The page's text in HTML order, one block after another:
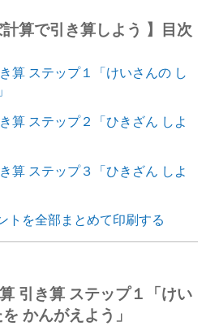
計算で引き算しよう 】目次
算 ステップ１「けいさんの し
算 ステップ２「ひきざん しよ
算 ステップ３「ひきざん しよ
トを全部まとめて印刷する
引き算 ステップ１「けい
かんがえよう」